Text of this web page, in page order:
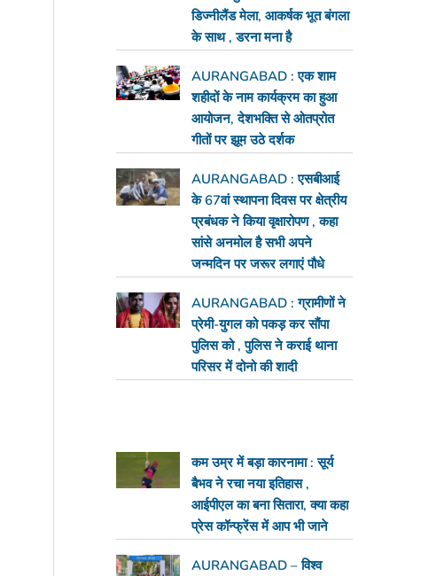
डिज्नीलैंड मेला, आकर्षक भूत बंगला
के साथ , डरना मना है
AURANGABAD : एक शाम
शहीदों के नाम कार्यक्रम का हुआ
आयोजन, देशभक्ति से ओतप्रोत
गीतों पर झूम उठे दर्शक
AURANGABAD : एसबीआई
के 67वां स्थापना दिवस पर क्षेत्रीय
प्रबंधक ने किया वृक्षारोपण , कहा
सांसे अनमोल है सभी अपने
जन्मदिन पर जरूर लगाएं पौधे
AURANGABAD : ग्रामीणों ने
प्रेमी-युगल को पकड़ कर सौंपा
पुलिस को , पुलिस ने कराई थाना
परिसर में दोनो की शादी
कम उम्र में बड़ा कारनामा : सूर्य
बैभव ने रचा नया इतिहास ,
आईपीएल का बना सितारा, क्या कहा
प्रेस कॉन्फ्रेंस में आप भी जाने
AURANGABAD – विश्व